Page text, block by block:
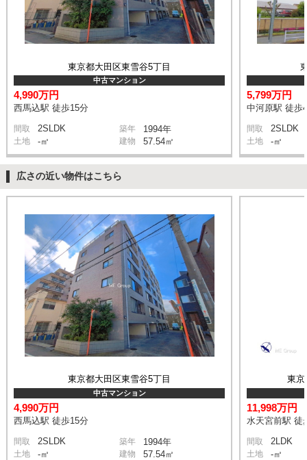
東京都大田区東雪谷5丁目
中古マンション
4,990万円
西馬込駅 徒歩15分
間取 2SLDK 築年 1994年
土地 -㎡ 建物 57.54㎡
5,799万円
中河原駅 徒歩
間取 2SLDK
土地 -㎡
広さの近い物件はこちら
東京都大田区東雪谷5丁目
中古マンション
4,990万円
西馬込駅 徒歩15分
間取 2SLDK 築年 1994年
土地 -㎡ 建物 57.54㎡
東京
11,998万円
水天宮前駅 徒
間取 2LDK
土地 -㎡